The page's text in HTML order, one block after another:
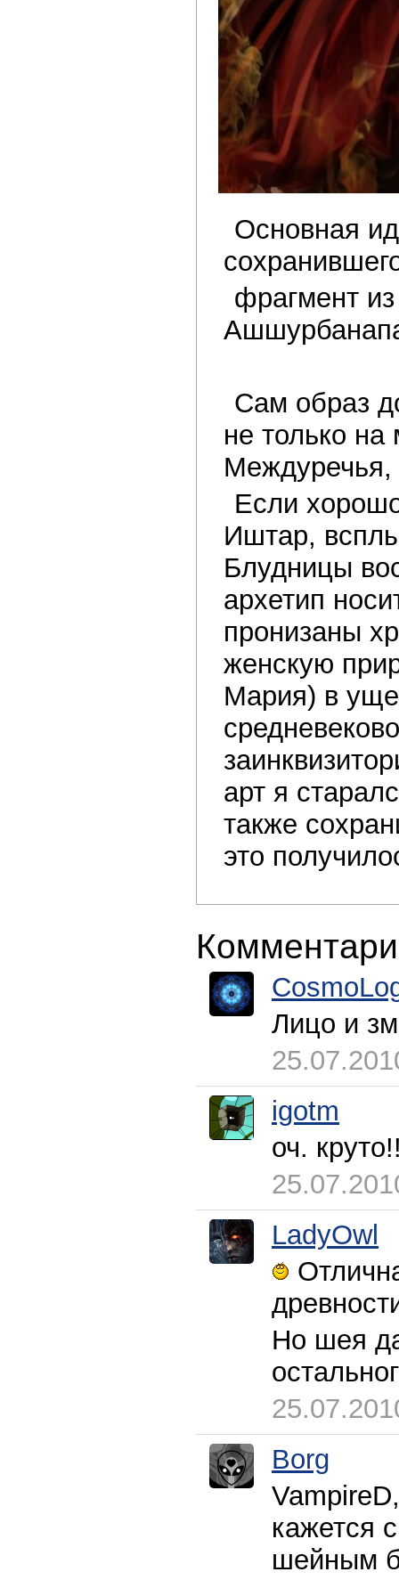
Основная
фрагмент
Сам образ
не только на
Междуречья,
Если
Иштар,
Блудницы
архетип
пронизаны
женскую
Мария) в
арт я
также
это
Лицо и
igotm
оч.
LadyOwl
Но шея
Borg
кажется
шейным